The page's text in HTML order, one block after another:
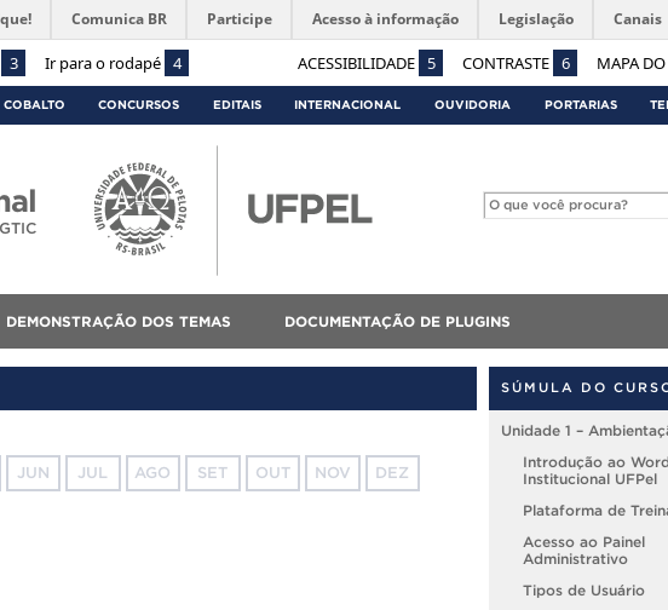
3 Ir para o rodapé 4 ACESSIBILIDADE 5 CONTRASTE 6 MAPA DO
Comunica BR Participe Acesso à informação Legislação Canais
COBALTO CONCURSOS EDITAIS INTERNACIONAL OUVIDORIA PORTARIAS
DEMONSTRAÇÃO DOS TEMAS DOCUMENTAÇÃO DE PLUGINS
JUN JUL AGO SET OUT NOV DEZ
SÚMULA DO
Unidade 1 –
Introdução ao
Institucional UFPel
Plataforma de
Acesso ao Painel
Administrativo
Tipos de Usuário